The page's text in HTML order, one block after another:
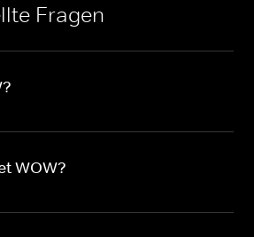
Fragen
WOW?